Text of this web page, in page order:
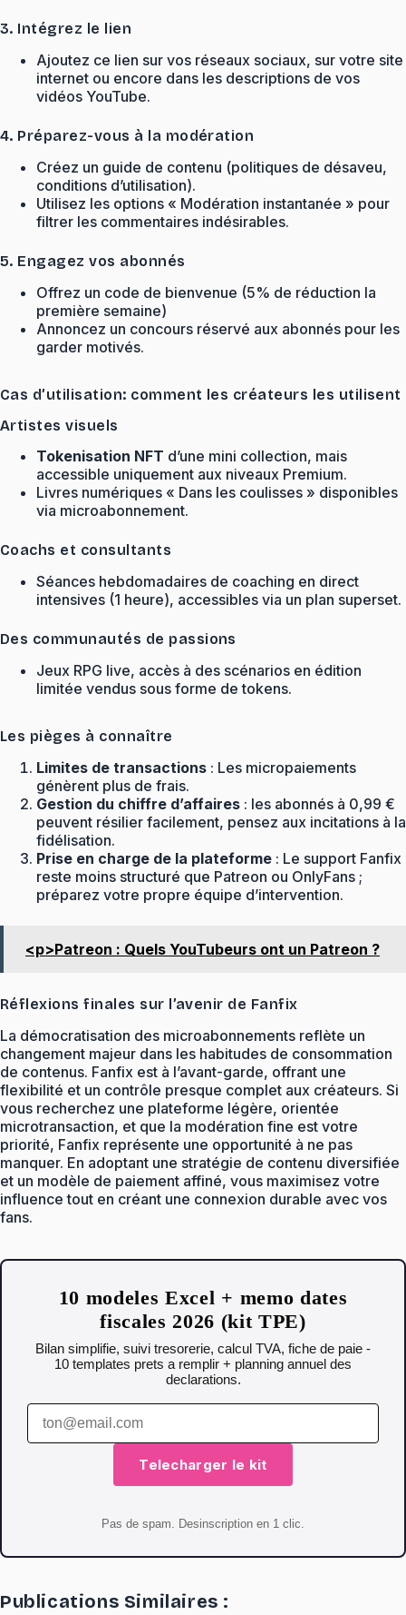
3. Intégrez le lien
Ajoutez ce lien sur vos réseaux sociaux, sur votre site
internet ou encore dans les descriptions de vos
vidéos YouTube.
4. Préparez-vous à la modération
Créez un guide de contenu (politiques de désaveu,
conditions d’utilisation).
Utilisez les options « Modération instantanée » pour
filtrer les commentaires indésirables.
5. Engagez vos abonnés
Offrez un code de bienvenue (5% de réduction la
première semaine)
Annoncez un concours réservé aux abonnés pour les
garder motivés.
Cas d’utilisation: comment les créateurs les utilisent
Artistes visuels
Tokenisation NFT d’une mini collection, mais
accessible uniquement aux niveaux Premium.
Livres numériques « Dans les coulisses » disponibles
via microabonnement.
Coachs et consultants
Séances hebdomadaires de coaching en direct
intensives (1 heure), accessibles via un plan superset.
Des communautés de passions
Jeux RPG live, accès à des scénarios en édition
limitée vendus sous forme de tokens.
Les pièges à connaître
Limites de transactions : Les micropaiements
génèrent plus de frais.
Gestion du chiffre d’affaires : les abonnés à 0,99 €
peuvent résilier facilement, pensez aux incitations à la
fidélisation.
Prise en charge de la plateforme : Le support Fanfix
reste moins structuré que Patreon ou OnlyFans ;
préparez votre propre équipe d’intervention.
<p>Patreon : Quels YouTubeurs ont un Patreon ?
Réflexions finales sur l’avenir de Fanfix
La démocratisation des microabonnements reflète un
changement majeur dans les habitudes de consommation
de contenus. Fanfix est à l’avant-garde, offrant une
flexibilité et un contrôle presque complet aux créateurs. Si
vous recherchez une plateforme légère, orientée
microtransaction, et que la modération fine est votre
priorité, Fanfix représente une opportunité à ne pas
manquer. En adoptant une stratégie de contenu diversifiée
et un modèle de paiement affiné, vous maximisez votre
influence tout en créant une connexion durable avec vos
fans.
10 modeles Excel + memo dates
fiscales 2026 (kit TPE)
Bilan simplifie, suivi tresorerie, calcul TVA, fiche de paie -
10 templates prets a remplir + planning annuel des
declarations.
Telecharger le kit
Pas de spam. Desinscription en 1 clic.
Publications Similaires :